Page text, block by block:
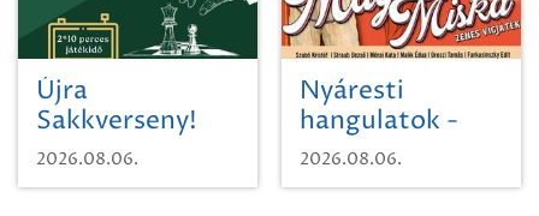
Újra
Sakkverseny!
2026.08.06.
Nyáresti
hangulatok -
Mágnás Miska
2026.08.06.